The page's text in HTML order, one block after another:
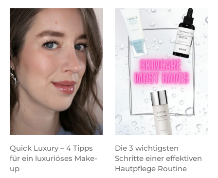
Quick Luxury – 4 Tipps
für ein luxuriöses Make-
up
Die 3 wichtigsten
Schritte einer effektiven
Hautpflege Routine